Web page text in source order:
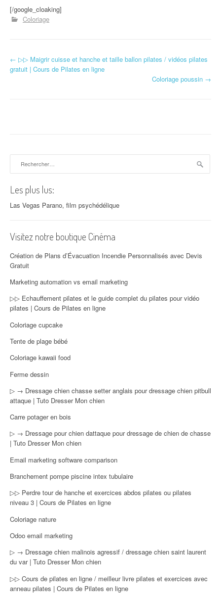
[/google_cloaking]
Coloriage
Navigation d'article
← ▷▷ Maigrir cuisse et hanche et taille ballon pilates / vidéos pilates
gratuit | Cours de Pilates en ligne
Coloriage poussin →
Les plus lus:
Las Vegas Parano, film psychédélique
Visitez notre boutique Cinéma
Création de Plans d’Évacuation Incendie Personnalisés avec Devis
Gratuit
Marketing automation vs email marketing
▷▷ Echauffement pilates et le guide complet du pilates pour vidéo
pilates | Cours de Pilates en ligne
Coloriage cupcake
Tente de plage bébé
Coloriage kawaii food
Ferme dessin
▷ → Dressage chien chasse setter anglais pour dressage chien pitbull
attaque | Tuto Dresser Mon chien
Carre potager en bois
▷ → Dressage pour chien dattaque pour dressage de chien de chasse
| Tuto Dresser Mon chien
Email marketing software comparison
Branchement pompe piscine intex tubulaire
▷▷ Perdre tour de hanche et exercices abdos pilates ou pilates
niveau 3 | Cours de Pilates en ligne
Coloriage nature
Odoo email marketing
▷ → Dressage chien malinois agressif / dressage chien saint laurent
du var | Tuto Dresser Mon chien
▷▷ Cours de pilates en ligne / meilleur livre pilates et exercices avec
anneau pilates | Cours de Pilates en ligne